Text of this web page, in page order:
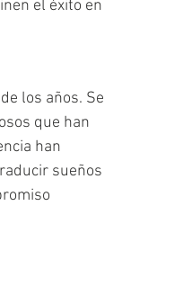
el éxito en
los años. Se
que han
han
sueños